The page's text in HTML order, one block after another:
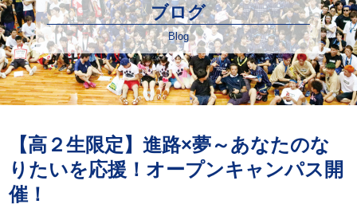
ブログ
Blog
【高２生限定】進路×夢～あなたのな
りたいを応援！オープンキャンパス開
催！